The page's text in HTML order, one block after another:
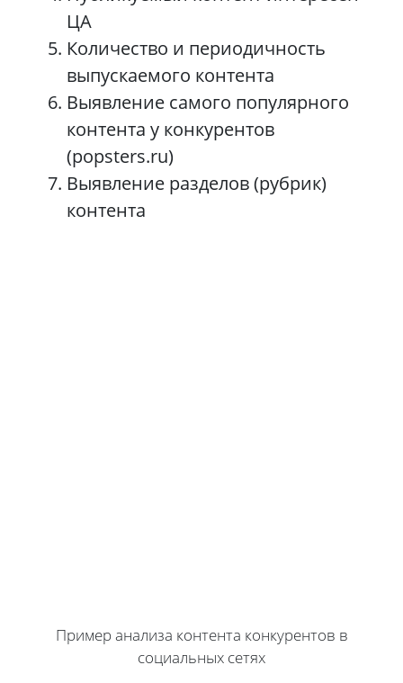
ЦА
Количество и периодичность
выпускаемого контента
Выявление самого популярного
контента у конкурентов
(popsters.ru)
Выявление разделов (рубрик)
контента
Пример анализа контента конкурентов в
социальных сетях